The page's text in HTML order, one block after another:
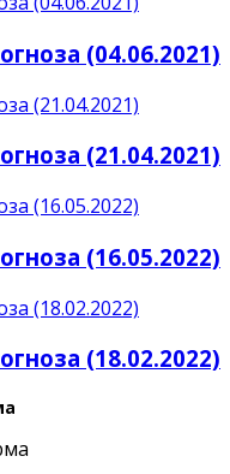
(04.06.2021)
(21.04.2021)
(16.05.2022)
(18.02.2022)